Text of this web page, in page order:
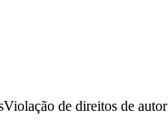
Violação de direitos de autor